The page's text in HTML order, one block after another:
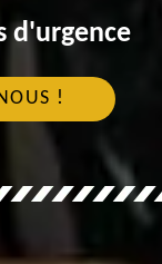
d'urgence
!